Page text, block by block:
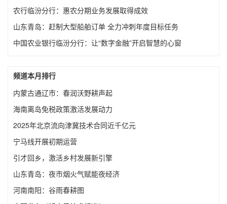
农行临汾分行：惠农分期业务发展取得成效
山东青岛：赶制大型船舶订单 全力冲刺年度目标任务
中国农业银行临汾分行：让“数字金融”开启智慧的心窗
频道本月排行
内蒙古通辽市：春润沃野耕声起
海南离岛免税政策激活发展动力
2025年北京流向津冀技术合同近千亿元
宁马线开展初期运营
引才回乡，激活乡村发展新引擎
山东青岛：夜市烟火气赋能夜经济
河南南阳：谷雨春耕图